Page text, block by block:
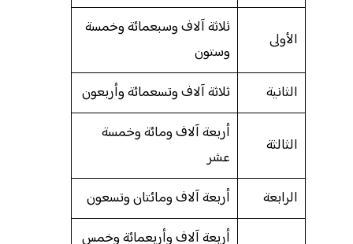
الأولى
ثلاثة آلاف وسبعمائة وخمسة
وستون
الثانية
ثلاثة آلاف وتسعمائة وأربعون
الثالثة
أربعة آلاف ومائة وخمسة
عشر
الرابعة
أربعة آلاف ومائتان وتسعون
أربعة آلاف وأربعمائة وخمس